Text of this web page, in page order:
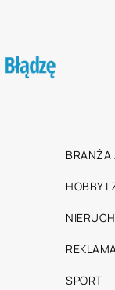
BRANŻA
HOBBY I
SPORT